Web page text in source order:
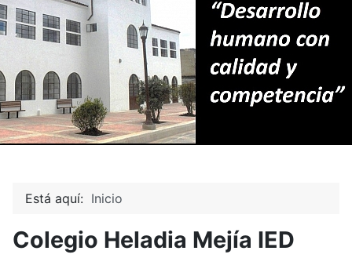
Está aquí: Inicio
Colegio Heladia Mejía IED